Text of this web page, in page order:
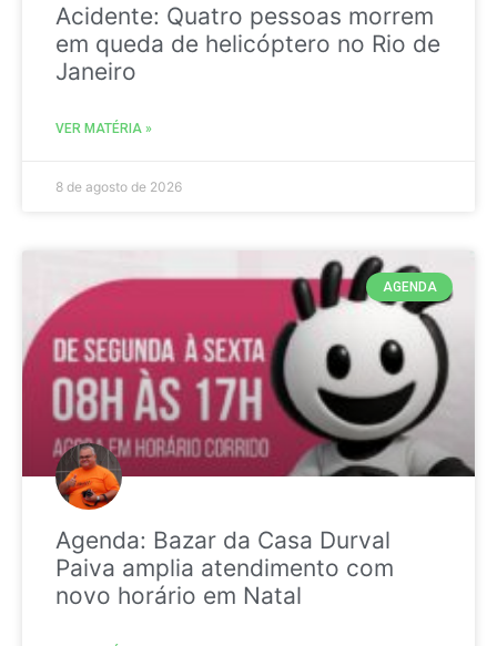
Acidente: Quatro pessoas morrem
em queda de helicóptero no Rio de
Janeiro
VER MATÉRIA »
8 de agosto de 2026
AGENDA
Agenda: Bazar da Casa Durval
Paiva amplia atendimento com
novo horário em Natal